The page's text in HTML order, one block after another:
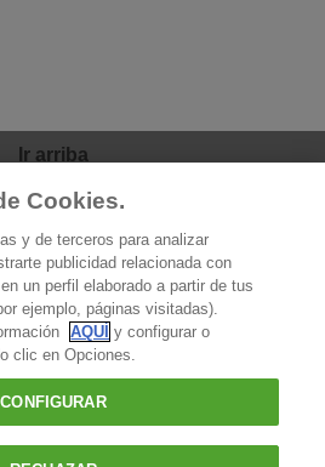
Ir arriba
Cookies.
y de terceros para analizar
publicidad relacionada con
un perfil elaborado a partir de tus
ejemplo, páginas visitadas).
AQUÍ y configurar o
clic en Opciones.
CONFIGURAR